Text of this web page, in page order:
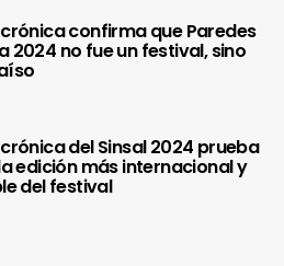
confirma que Paredes
2024 no fue un festival, sino
del Sinsal 2024 prueba
edición más internacional y
del festival